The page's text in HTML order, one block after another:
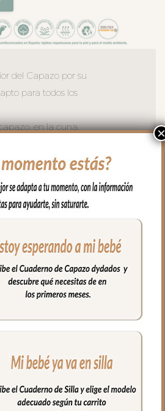
del Capazo por su
para todos los
en la cuna,
en los laterales y
capazos.
con botones y
cremallera para
piqué bordado;
puedes elegir en
pelo corto liso.
es micro fibra hueca
bebé y muy
o en lavadora,
no abrasivos y
×